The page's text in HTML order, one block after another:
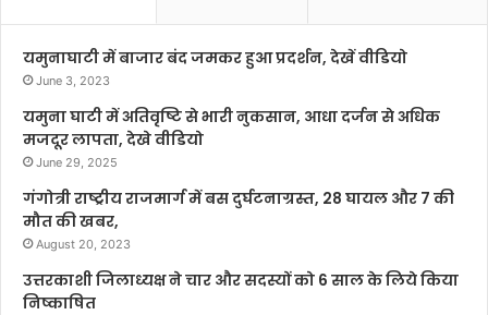
यमुनाघाटी में बाजार बंद जमकर हुआ प्रदर्शन, देखें वीडियो
June 3, 2023
यमुना घाटी में अतिवृष्टि से भारी नुकसान, आधा दर्जन से अधिक
मजदूर लापता, देखे वीडियो
June 29, 2025
गंगोत्री राष्ट्रीय राजमार्ग में बस दुर्घटनाग्रस्त, 28 घायल और 7 की
मौत की खबर,
August 20, 2023
उत्तरकाशी जिलाध्यक्ष ने चार और सदस्यों को 6 साल के लिये किया
निष्काषित